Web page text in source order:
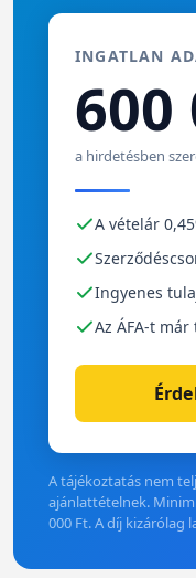
INGATLAN
600
a hirdetésben
A vételár
Ingyenes
Az ÁFA-t
A tájékoztatás nem
ajánlattételnek.
000 Ft. A díj kizárólag